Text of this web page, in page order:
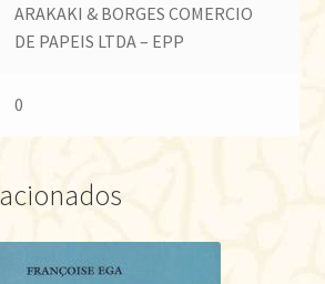
ARAKAKI & BORGES COMERCIO
DE PAPEIS LTDA – EPP
0